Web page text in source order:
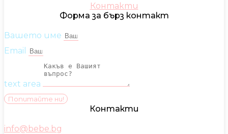
Контакти
Форма за бърз контакт
Вашето име
Email
text area
Попитайте ни!
Контакти
info@bebe.bg